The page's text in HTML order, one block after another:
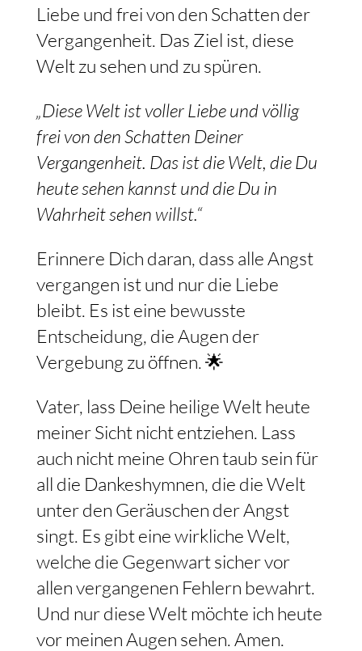
Liebe und frei von den Schatten der
Vergangenheit. Das Ziel ist, diese
Welt zu sehen und zu spüren.
„Diese Welt ist voller Liebe und völlig
frei von den Schatten Deiner
Vergangenheit. Das ist die Welt, die Du
heute sehen kannst und die Du in
Wahrheit sehen willst.“
Erinnere Dich daran, dass alle Angst
vergangen ist und nur die Liebe
bleibt. Es ist eine bewusste
Entscheidung, die Augen der
Vergebung zu öffnen. 🌟
Vater, lass Deine heilige Welt heute
meiner Sicht nicht entziehen. Lass
auch nicht meine Ohren taub sein für
all die Dankeshymnen, die die Welt
unter den Geräuschen der Angst
singt. Es gibt eine wirkliche Welt,
welche die Gegenwart sicher vor
allen vergangenen Fehlern bewahrt.
Und nur diese Welt möchte ich heute
vor meinen Augen sehen. Amen.